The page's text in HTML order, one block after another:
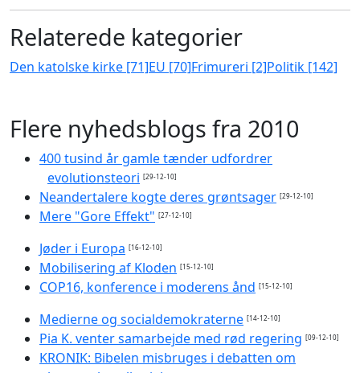
Relaterede kategorier
Den katolske kirke [71]EU [70]Frimureri [2]Politik [142]
Flere nyhedsblogs fra 2010
400 tusind år gamle tænder udfordrer
evolutionsteori [29-12-10]
Neandertalere kogte deres grøntsager [29-12-10]
Mere "Gore Effekt" [27-12-10]
Jøder i Europa [16-12-10]
Mobilisering af Kloden [15-12-10]
COP16, konference i moderens ånd [15-12-10]
Medierne og socialdemokraterne [14-12-10]
Pia K. venter samarbejde med rød regering [09-12-10]
KRONIK: Bibelen misbruges i debatten om